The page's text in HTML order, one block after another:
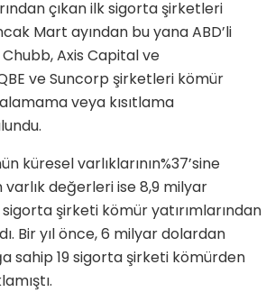
çıkan ilk sigorta şirketleri
Mart ayından bu yana ABD’li
Axis Capital ve
ve Suncorp şirketleri kömür
veya kısıtlama
küresel varlıklarının%37’sine
değerleri ise 8,9 milyar
şirketi kömür yatırımlarından
Bir yıl önce, 6 milyar dolardan
sahip 19 sigorta şirketi kömürden